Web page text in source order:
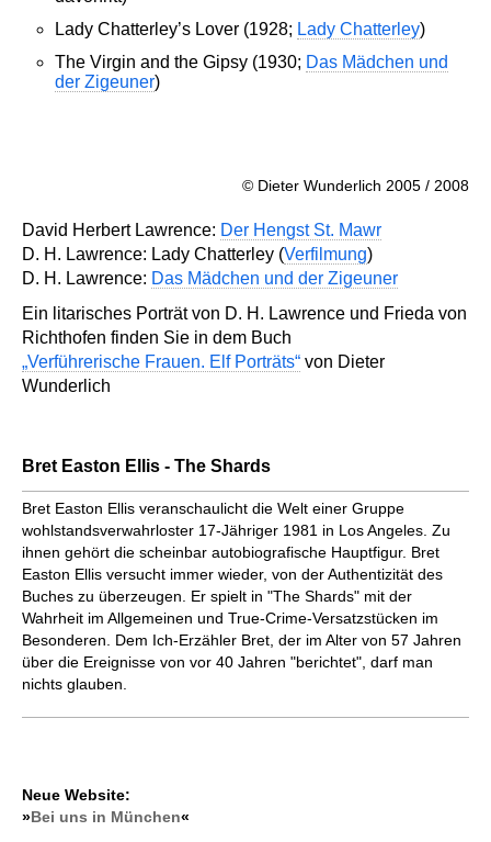
Lady Chatterley’s Lover (1928; Lady Chatterley)
The Virgin and the Gipsy (1930; Das Mädchen und
der Zigeuner)
© Dieter Wunderlich 2005 / 2008
David Herbert Lawrence: Der Hengst St. Mawr
D. H. Lawrence: Lady Chatterley (Verfilmung)
D. H. Lawrence: Das Mädchen und der Zigeuner
Ein litarisches Porträt von D. H. Lawrence und Frieda von
Richthofen finden Sie in dem Buch
„Verführerische Frauen. Elf Porträts“ von Dieter
Wunderlich
Bret Easton Ellis - The Shards
Bret Easton Ellis veranschaulicht die Welt einer Gruppe
wohlstandsverwahrloster 17-Jähriger 1981 in Los Angeles. Zu
ihnen gehört die scheinbar autobiografische Hauptfigur. Bret
Easton Ellis versucht immer wieder, von der Authentizität des
Buches zu überzeugen. Er spielt in "The Shards" mit der
Wahrheit im Allgemeinen und True-Crime-Versatzstücken im
Besonderen. Dem Ich-Erzähler Bret, der im Alter von 57 Jahren
über die Ereignisse von vor 40 Jahren "berichtet", darf man
nichts glauben.
Neue Website:
»Bei uns in München«